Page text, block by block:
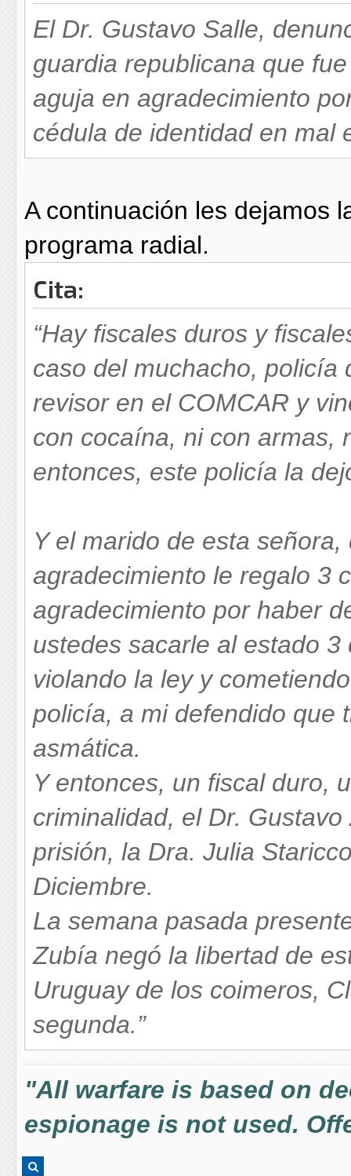
El Dr. Gustavo Salle,
guardia republicana que
aguja en agradecimiento
cédula de identidad en mal
A continuación les dejamos
programa radial.
Cita:
“Hay fiscales duros y
caso del muchacho, policía
revisor en el COMCAR y
con cocaína, ni con armas,
entonces, este policía la
Y el marido de esta
agradecimiento le regalo 3
agradecimiento por haber
ustedes sacarle al estado
violando la ley y
policía, a mi defendido que
asmática.
Y entonces, un fiscal duro,
criminalidad, el Dr.
prisión, la Dra. Julia
Diciembre.
La semana pasada
Zubía negó la libertad de
Uruguay de los coimeros,
segunda.”
"All warfare is based on
espionage is not used.